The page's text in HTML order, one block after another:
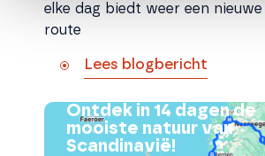
elke dag biedt weer een
route
Lees blogbericht
Ontdek in 14 dagen de
mooiste natuur van
Scandinavië!